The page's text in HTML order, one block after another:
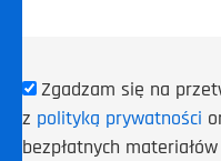
Zgadzam się na
z polityką prywatności
bezpłatnych